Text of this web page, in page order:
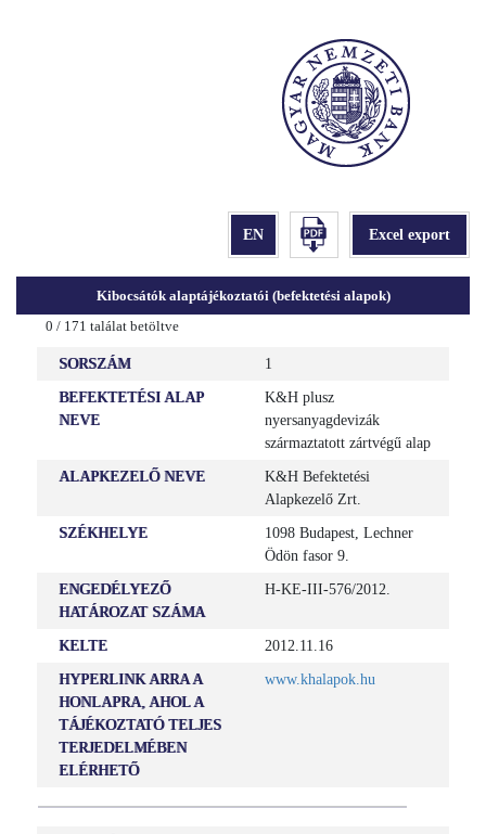
Kibocsátók alaptájékoztatói (befektetési alapok)
0 / 171 találat betöltve
SORSZÁM 1
BEFEKTETÉSI ALAP
NEVE
K&H plusz
nyersanyagdevizák
származtatott zártvégű alap
ALAPKEZELŐ NEVE
K&H Befektetési
Alapkezelő Zrt.
SZÉKHELYE
1098 Budapest, Lechner
Ödön fasor 9.
ENGEDÉLYEZŐ
HATÁROZAT SZÁMA
H-KE-III-576/2012.
KELTE 2012.11.16
HYPERLINK ARRA A
HONLAPRA, AHOL A
TÁJÉKOZTATÓ TELJES
TERJEDELMÉBEN
ELÉRHETŐ
www.khalapok.hu